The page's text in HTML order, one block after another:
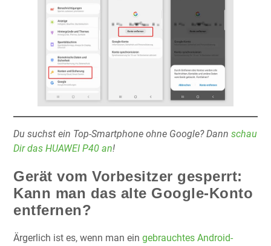
Du suchst ein Top-Smartphone ohne Google? Dann schau
Dir das HUAWEI P40 an!
Gerät vom Vorbesitzer gesperrt:
Kann man das alte Google-Konto
entfernen?
Ärgerlich ist es, wenn man ein gebrauchtes Android-